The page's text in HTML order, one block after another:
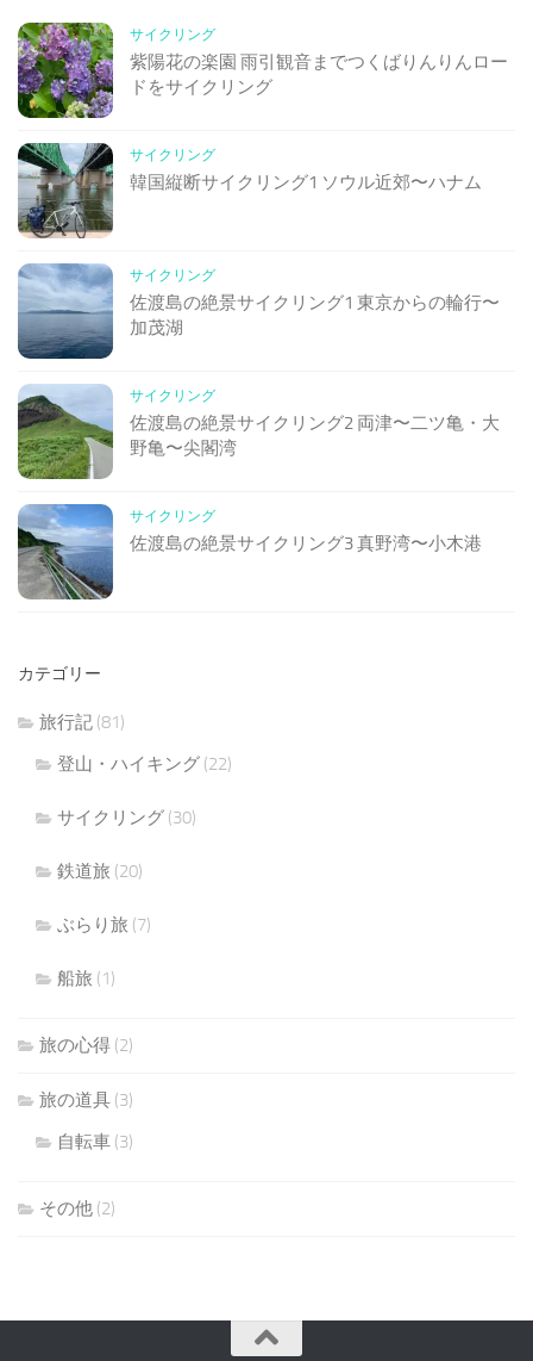
サイクリング
紫陽花の楽園 雨引観音までつくばりんりんロー
ドをサイクリング
サイクリング
韓国縦断サイクリング1 ソウル近郊〜ハナム
サイクリング
佐渡島の絶景サイクリング1 東京からの輪行〜
加茂湖
サイクリング
佐渡島の絶景サイクリング2 両津〜二ツ亀・大
野亀〜尖閣湾
サイクリング
佐渡島の絶景サイクリング3 真野湾〜小木港
カテゴリー
旅行記 (81)
登山・ハイキング (22)
サイクリング (30)
鉄道旅 (20)
ぶらり旅 (7)
船旅 (1)
旅の心得 (2)
旅の道具 (3)
自転車 (3)
その他 (2)